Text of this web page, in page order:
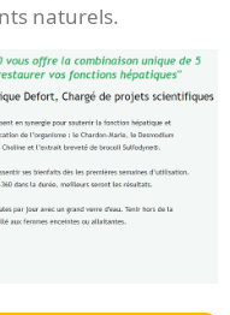
naturels.